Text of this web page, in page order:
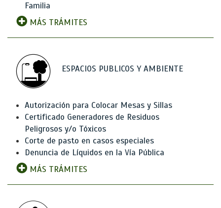
Familia
MÁS TRÁMITES
ESPACIOS PUBLICOS Y AMBIENTE
Autorización para Colocar Mesas y Sillas
Certificado Generadores de Residuos
Peligrosos y/o Tóxicos
Corte de pasto en casos especiales
Denuncia de Líquidos en la Vía Pública
MÁS TRÁMITES